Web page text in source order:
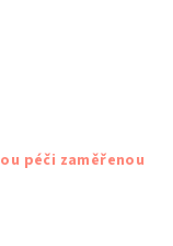
péči zaměřenou